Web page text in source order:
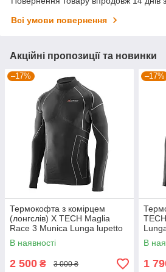
Всі умови повернення
Акційні пропозиції та новинки
–17%
Термокофта з комірцем
(лонгслів) X TECH Maglia
Race 3 Munica Lunga lupetto
Nero L/XL Чорна
В наявності
2 500 ₴ 3 000 ₴
–17%
В
1